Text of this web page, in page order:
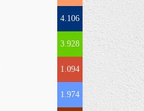
4.106
3.928
1.094
1.974